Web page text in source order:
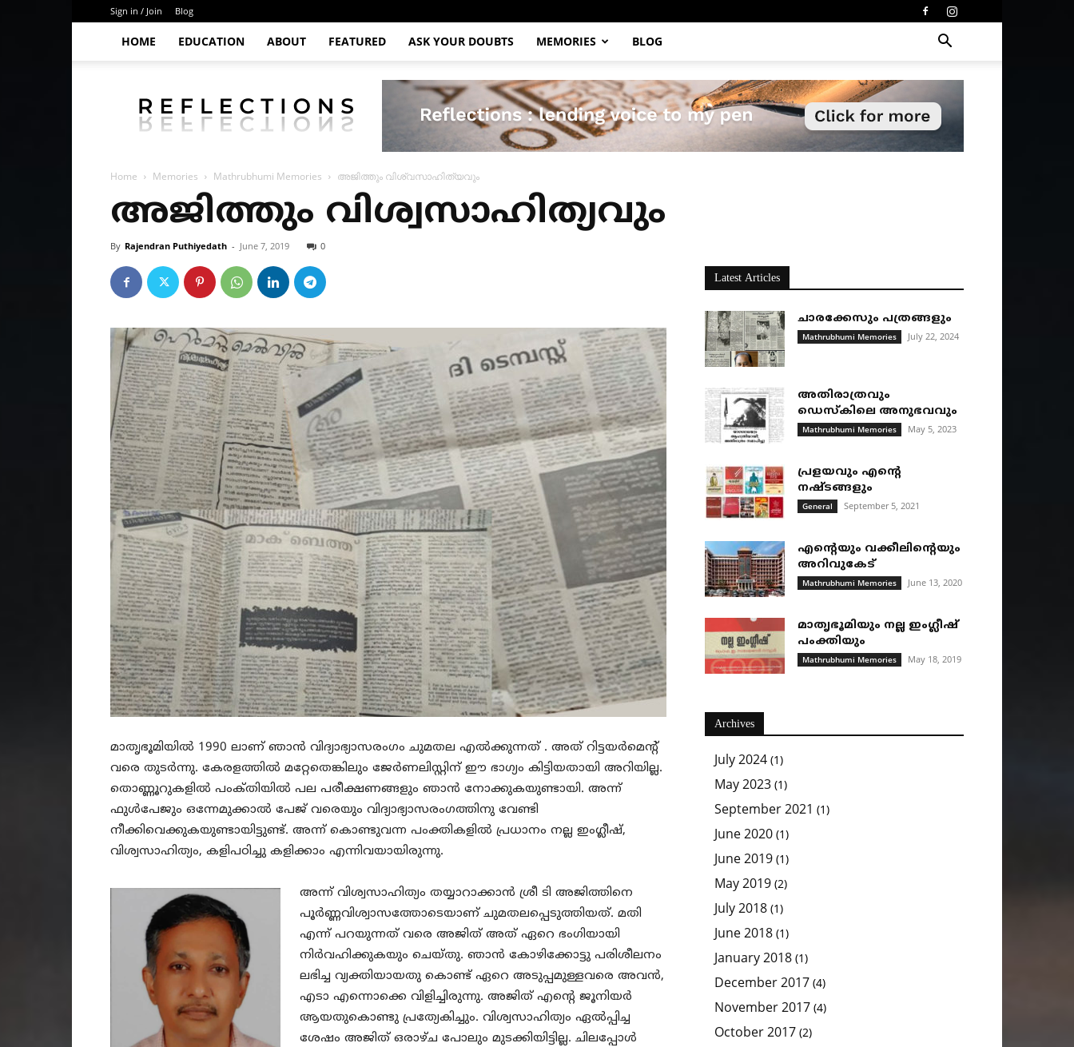
Sign in / Join Blog
HOME EDUCATION ABOUT FEATURED ASK YOUR DOUBTS MEMORIES BLOG
Home Memories Mathrubhumi Memories അജിത്തും വിശ്വസാഹിത്യവും
അജിത്തും വിശ്വസാഹിത്യവും
By Rajendran Puthiyedath - June 7, 2019 0
മാതൃഭൂമിയിൽ 1990 ലാണ് ഞാൻ വിദ്യാഭ്യാസരംഗം ചുമതല എൽക്കുന്നത് . അത് റിട്ടയർമെന്റ്
വരെ തുടർന്നു. കേരളത്തിൽ മറ്റേതെങ്കിലും ജേർണലിസ്റ്റിന് ഈ ഭാഗ്യം കിട്ടിയതായി അറിയില്ല.
തൊണ്ണൂറുകളിൽ പംക്‌തിയിൽ പല പരീക്ഷണങ്ങളും ഞാൻ നോക്കുകയുണ്ടായി. അന്ന്
ഫുൾപേജും ഒന്നേമുക്കാൽ പേജ് വരെയും വിദ്യാഭ്യാസരംഗത്തിനു വേണ്ടി
നീക്കിവെക്കുകയുണ്ടായിട്ടുണ്ട്. അന്ന് കൊണ്ടുവന്ന പംക്തികളിൽ പ്രധാനം നല്ല ഇംഗ്ലീഷ്,
വിശ്വസാഹിത്യം, കളിപഠിച്ചു കളിക്കാം എന്നിവയായിരുന്നു.
അന്ന് വിശ്വസാഹിത്യം തയ്യാറാക്കാൻ ശ്രീ ടി അജിത്തിനെ
പൂർണ്ണവിശ്വാസത്തോടെയാണ് ചുമതലപ്പെടുത്തിയത്. മതി
എന്ന് പറയുന്നത് വരെ അജിത് അത് ഏറെ ഭംഗിയായി
നിർവഹിക്കുകയും ചെയ്തു. ഞാൻ കോഴിക്കോട്ടു പരിശീലനം
ലഭിച്ച വ്യക്തിയായതു കൊണ്ട് ഏറെ അടുപ്പമുള്ളവരെ അവൻ,
എടാ എന്നൊക്കെ വിളിച്ചിരുന്നു. അജിത് എന്റെ ജൂനിയർ
ആയതുകൊണ്ടു പ്രത്യേകിച്ചും. വിശ്വസാഹിത്യം ഏൽപ്പിച്ച
ശേഷം അജിത് ഒരാഴ്ച പോലും മുടക്കിയിട്ടില്ല. ചിലപ്പോൾ
Latest Articles
ചാരക്കേസും പത്രങ്ങളും
Mathrubhumi Memories July 22, 2024
അതിരാത്രവും
ഡെസ്കിലെ അനുഭവവും
Mathrubhumi Memories May 5, 2023
പ്രളയവും എന്റെ
നഷ്ടങ്ങളും
General September 5, 2021
എന്റെയും വക്കീലിന്റെയും
അറിവുകേട്
Mathrubhumi Memories June 13, 2020
മാതൃഭൂമിയും നല്ല ഇംഗ്ലീഷ്
പംക്തിയും
Mathrubhumi Memories May 18, 2019
Archives
July 2024 (1)
May 2023 (1)
September 2021 (1)
June 2020 (1)
June 2019 (1)
May 2019 (2)
July 2018 (1)
June 2018 (1)
January 2018 (1)
December 2017 (4)
November 2017 (4)
October 2017 (2)